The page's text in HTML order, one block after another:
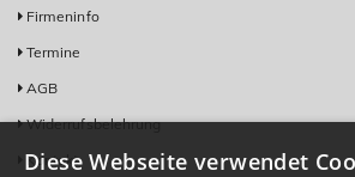
Firmeninfo
Termine
AGB
Widerrufsbelehrung
Kontakt
Diese Webseite verwendet